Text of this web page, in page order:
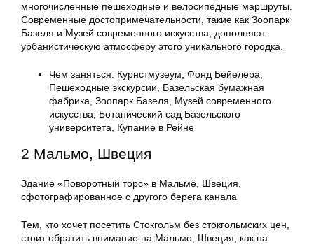
многочисленные пешеходные и велосипедные маршруты.
Современные достопримечательности, такие как Зоопарк
Базеля и Музей современного искусства, дополняют
урбанистическую атмосферу этого уникального городка.
Чем заняться: Курнстмузеум, Фонд Бейелера,
Пешеходные экскурсии, Базельская бумажная
фабрика, Зоопарк Базеля, Музей современного
искусства, Ботанический сад Базельского
университета, Купание в Рейне
2 Мальмо, Швеция
Здание «Поворотный торс» в Мальмё, Швеция,
сфотографированное с другого берега канала
Тем, кто хочет посетить Стокгольм без стокгольмских цен,
стоит обратить внимание на Мальмо, Швеция, как на